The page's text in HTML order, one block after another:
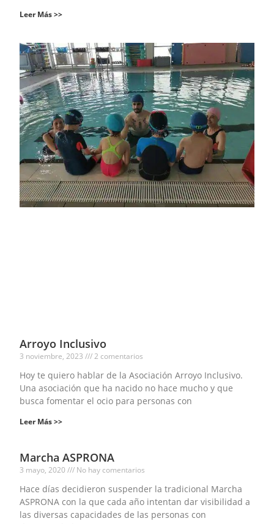
Leer Más >>
Arroyo Inclusivo
3 noviembre, 2023 2 comentarios
Hoy te quiero hablar de la Asociación Arroyo Inclusivo.
Una asociación que ha nacido no hace mucho y que
busca fomentar el ocio para personas con
Leer Más >>
Marcha ASPRONA
3 mayo, 2020 No hay comentarios
Hace días decidieron suspender la tradicional Marcha
ASPRONA con la que cada año intentan dar visibilidad a
las diversas capacidades de las personas con